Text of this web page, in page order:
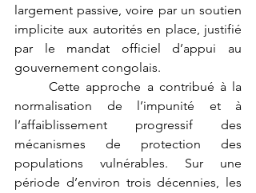
largement passive, voire par un soutien
implicite aux autorités en place, justifié
par le mandat officiel d’appui au
gouvernement congolais.
	Cette approche a contribué à la
normalisation de l’impunité et à
l’affaiblissement progressif des
mécanismes de protection des
populations vulnérables. Sur une
période d’environ trois décennies, les